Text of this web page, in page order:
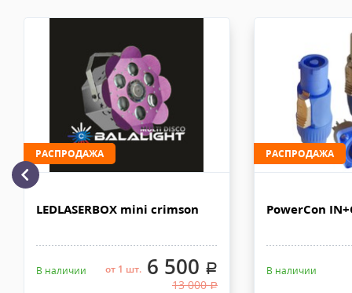
Доставка личным автотранспортом осуществляется по
МКАД после 100% предоплаты. Вес заказа не более 100 кг,
110х90х80 см. Сроки доставки 2-4 рабочих дня. Стоимость
рублей. Документы отправляем с заказом или по ЭДО.
Доставка по Москве, МО и России - EMS ПОЧТА РОССИИ
Отправку заказа курьерской службой EMS осуществляем из
Комментарий к отзыву
РАСПРОДАЖА
LEDLASERBOX mini crimson
В наличии от 1 шт.6 500 .
13 000.
РАСПРОДАЖА
PowerCon
В наличии